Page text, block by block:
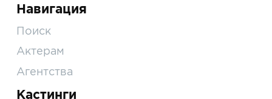
Навигация
Поиск
Актерам
Агентства
Кастинги